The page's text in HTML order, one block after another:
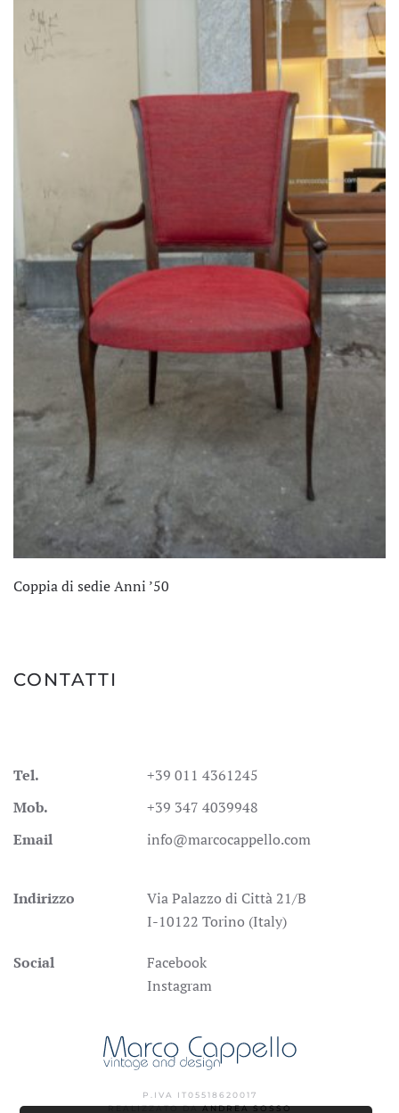
Coppia di sedie Anni ’50
CONTATTI
Tel.
+39 011 4361245
Mob.
+39 347 4039948
Email
info@marcocappello.com
Indirizzo
Via Palazzo di Città 21/B
I-10122 Torino (Italy)
Social
Facebook
Instagram
P.IVA IT05518620017
REALIZZATO DAANDREA SOSSO